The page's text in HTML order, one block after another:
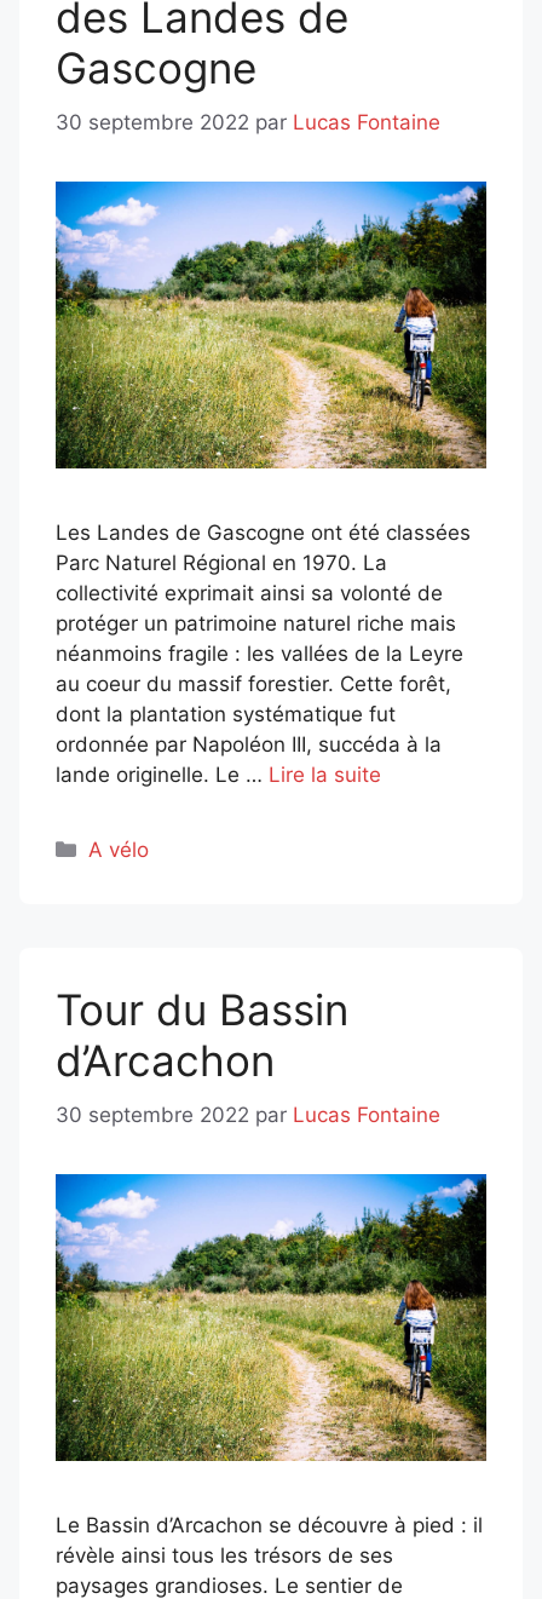
des Landes de
Gascogne
30 septembre 2022 par Lucas Fontaine
Les Landes de Gascogne ont été classées
Parc Naturel Régional en 1970. La
collectivité exprimait ainsi sa volonté de
protéger un patrimoine naturel riche mais
néanmoins fragile : les vallées de la Leyre
au coeur du massif forestier. Cette forêt,
dont la plantation systématique fut
ordonnée par Napoléon III, succéda à la
lande originelle. Le … Lire la suite
Catégories
A vélo
Tour du Bassin
d’Arcachon
30 septembre 2022 par Lucas Fontaine
Le Bassin d’Arcachon se découvre à pied : il
révèle ainsi tous les trésors de ses
paysages grandioses. Le sentier de